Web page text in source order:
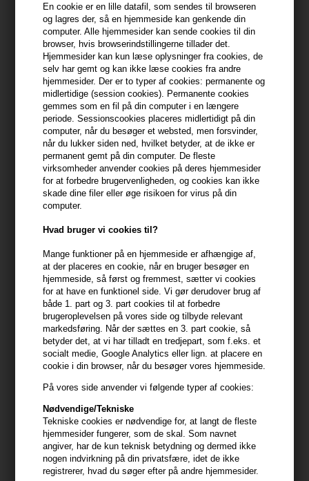
En cookie er en lille datafil, som sendes til browseren
og lagres der, så en hjemmeside kan genkende din
computer. Alle hjemmesider kan sende cookies til din
browser, hvis browserindstillingerne tillader det.
Hjemmesider kan kun læse oplysninger fra cookies, de
selv har gemt og kan ikke læse cookies fra andre
hjemmesider. Der er to typer af cookies: permanente og
midlertidige (session cookies). Permanente cookies
gemmes som en fil på din computer i en længere
periode. Sessionscookies placeres midlertidigt på din
computer, når du besøger et websted, men forsvinder,
når du lukker siden ned, hvilket betyder, at de ikke er
permanent gemt på din computer. De fleste
virksomheder anvender cookies på deres hjemmesider
for at forbedre brugervenligheden, og cookies kan ikke
skade dine filer eller øge risikoen for virus på din
computer.
Hvad bruger vi cookies til?
Mange funktioner på en hjemmeside er afhængige af,
at der placeres en cookie, når en bruger besøger en
hjemmeside, så først og fremmest, sætter vi cookies
for at have en funktionel side. Vi gør derudover brug af
både 1. part og 3. part cookies til at forbedre
brugeroplevelsen på vores side og tilbyde relevant
markedsføring. Når der sættes en 3. part cookie, så
betyder det, at vi har tilladt en tredjepart, som f.eks. et
socialt medie, Google Analytics eller lign. at placere en
cookie i din browser, når du besøger vores hjemmeside.
På vores side anvender vi følgende typer af cookies:
Nødvendige/Tekniske
Tekniske cookies er nødvendige for, at langt de fleste
hjemmesider fungerer, som de skal. Som navnet
angiver, har de kun teknisk betydning og dermed ikke
nogen indvirkning på din privatsfære, idet de ikke
registrerer, hvad du søger efter på andre hjemmesider.
Du får 9 DKK til dit næste køb når du køber denne vare -
min konto
399,10 DKK FRA GRATIS FRAGT
Beskrivelse Anmeldelser Fabrikant
Philip B Styling Gel giver både volumen og fugt samt et elegant og
defineret look.
Egenskaber
- Sikrer et blødt hold med fleksibel kontrol uden at efterlade flager
- Ideel til at skabe et 'vådt look' med en tekstureret og veldefineret
- Kan anvendes som basis under føntørring for ekstra volumen
- Indeholder fugtgivende ingredienser som Vitamin B5 for optimal
Anvendelse
- Påfør i fugtigt hår for at opnå et vådt look
volumen
- Fordel jævnt for at opnå den ønskede stylingeffekt
- Undgå direkte kontakt med øjnene
- Vask hænderne efter brug
Størrelse: 178ml